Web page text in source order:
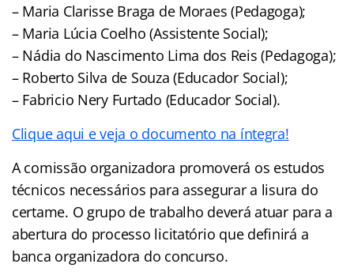
– Maria Clarisse Braga de Moraes (Pedagoga);
– Maria Lúcia Coelho (Assistente Social);
– Nádia do Nascimento Lima dos Reis (Pedagoga);
– Roberto Silva de Souza (Educador Social);
– Fabricio Nery Furtado (Educador Social).
Clique aqui e veja o documento na íntegra!
A comissão organizadora promoverá os estudos
técnicos necessários para assegurar a lisura do
certame. O grupo de trabalho deverá atuar para a
abertura do processo licitatório que definirá a
banca organizadora do concurso.